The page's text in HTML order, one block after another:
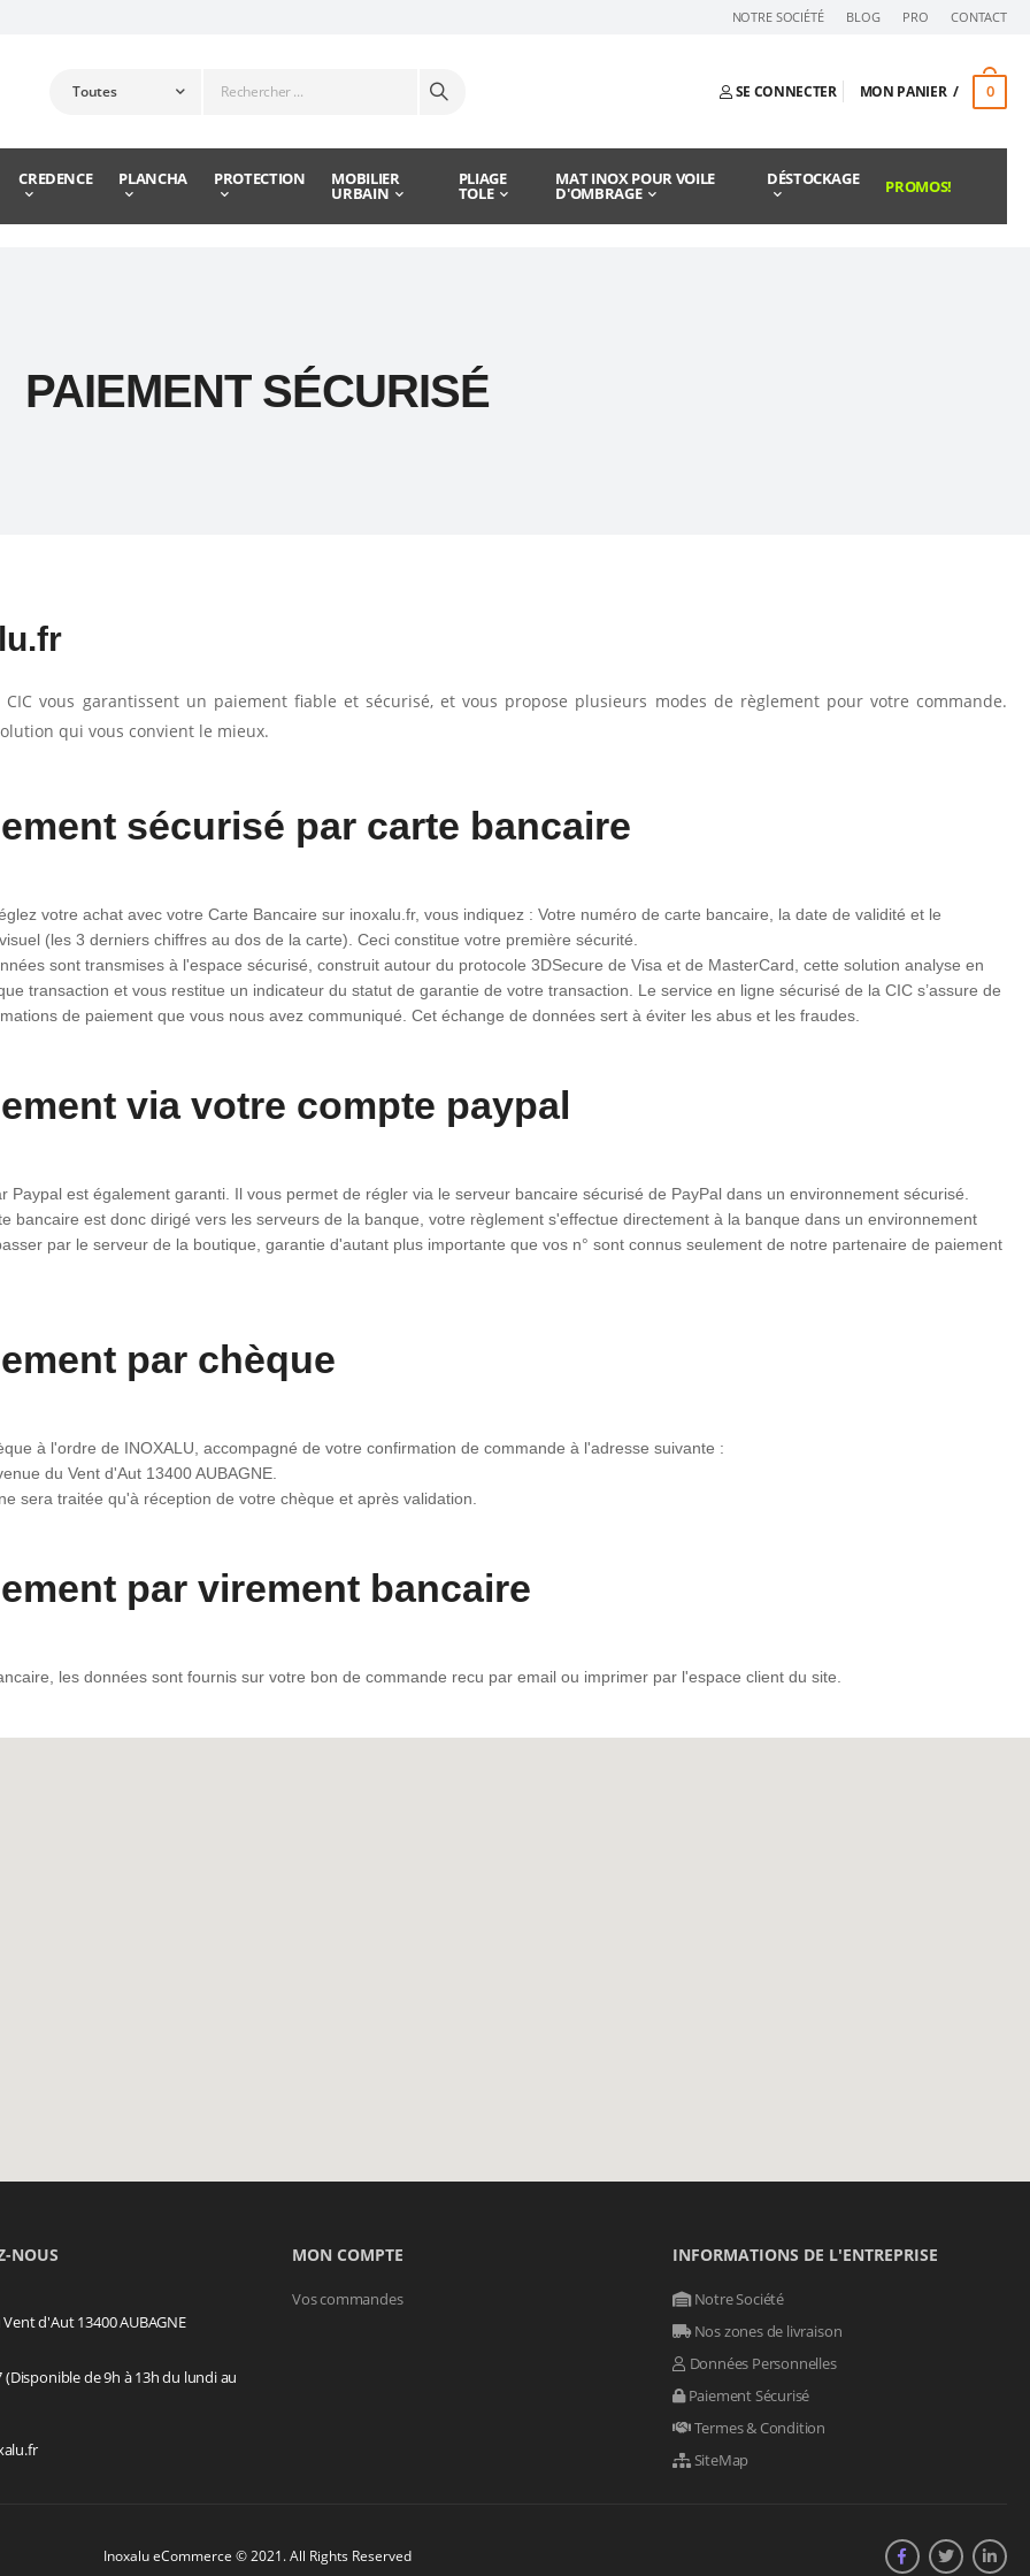
NOTRE SOCIÉTÉ BLOG PRO CONTACT
SE CONNECTER MON PANIER 0
CREDENCE PLANCHA PROTECTION MOBILIER
URBAIN
PLIAGE
TOLE
MAT INOX POUR VOILE
D'OMBRAGE
DÉSTOCKAGE PROMOS!
PAIEMENT SÉCURISÉ
CIC vous garantissent un paiement fiable et sécurisé, et vous propose plusieurs modes de règlement pour votre commande.
qui vous convient le mieux.
sécurisé par carte bancaire
votre achat avec votre Carte Bancaire sur inoxalu.fr, vous indiquez : Votre numéro de carte bancaire, la date de validité et le
(les 3 derniers chiffres au dos de la carte). Ceci constitue votre première sécurité.
sont transmises à l'espace sécurisé, construit autour du protocole 3DSecure de Visa et de MasterCard, cette solution analyse en
transaction et vous restitue un indicateur du statut de garantie de votre transaction. Le service en ligne sécurisé de la CIC s’assure de
de paiement que vous nous avez communiqué. Cet échange de données sert à éviter les abus et les fraudes.
via votre compte paypal
Paypal est également garanti. Il vous permet de régler via le serveur bancaire sécurisé de PayPal dans un environnement sécurisé.
bancaire est donc dirigé vers les serveurs de la banque, votre règlement s'effectue directement à la banque dans un environnement
par le serveur de la boutique, garantie d'autant plus importante que vos n° sont connus seulement de notre partenaire de paiement
par chèque
à l'ordre de INOXALU, accompagné de votre confirmation de commande à l'adresse suivante :
du Vent d'Aut 13400 AUBAGNE.
sera traitée qu'à réception de votre chèque et après validation.
par virement bancaire
les données sont fournis sur votre bon de commande recu par email ou imprimer par l'espace client du site.
NOUS
d'Aut 13400 AUBAGNE
(Disponible de 9h à 13h du lundi au
MON COMPTE
Vos commandes
INFORMATIONS DE L'ENTREPRISE
Notre Société
Nos zones de livraison
Données Personnelles
Paiement Sécurisé
Termes & Condition
SiteMap
Inoxalu eCommerce © 2021. All Rights Reserved